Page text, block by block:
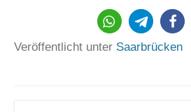
114
Veröffentlicht unter Saarbrücken